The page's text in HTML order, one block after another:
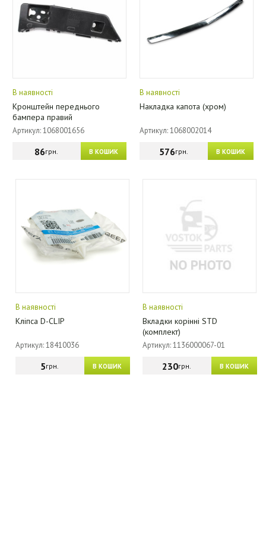
В наявності
Кронштейн переднього
бампера правий
Артикул: 1068001656
В КОШИК
86грн.
В наявності
Накладка капота (хром)
Артикул: 1068002014
В КОШИК
576грн.
В наявності
Кліпса D-CLIP
Артикул: 18410036
В КОШИК
5грн.
В наявності
Вкладки корінні STD
(комплект)
Артикул: 1136000067-01
В КОШИК
230грн.